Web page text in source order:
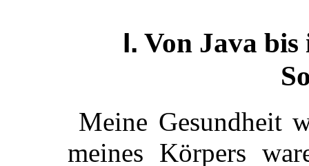
I. Von Java bis
Meine Gesundheit
meines Körpers